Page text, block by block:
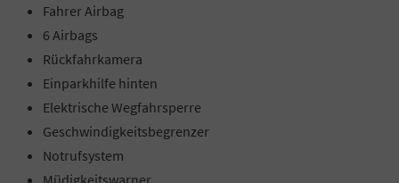
Fahrer Airbag
6 Airbags
Rückfahrkamera
Einparkhilfe hinten
Elektrische Wegfahrsperre
Geschwindigkeitsbegrenzer
Notrufsystem
Müdigkeitswarner